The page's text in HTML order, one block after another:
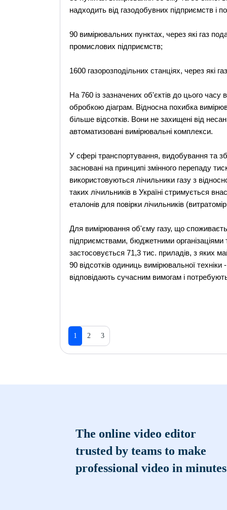
надходить від газодобувних підприємств і
90 вимірювальних пунктах, через які газ
промислових підприємств;
1600 газорозподільних станціях, через які
На 760 із зазначених об'єктів до цього
обробкою діаграм. Відносна похибка
більше відсотків. Вони не захищені від
автоматизовані вимірювальні комплекси.
У сфері транспортування, видобування та
засновані на принципі змінного перепаду
використовуються лічильники газу з
таких лічильників в Україні стримується
еталонів для повірки лічильників
Для вимірювання об'єму газу, що
підприємствами, бюджетними організаціями
застосовується 71,3 тис. приладів, з яких
90 відсотків одиниць вимірювальної техніки
відповідають сучасним вимогам і
1 2 3
The online video editor
trusted by teams to make
professional video in minutes